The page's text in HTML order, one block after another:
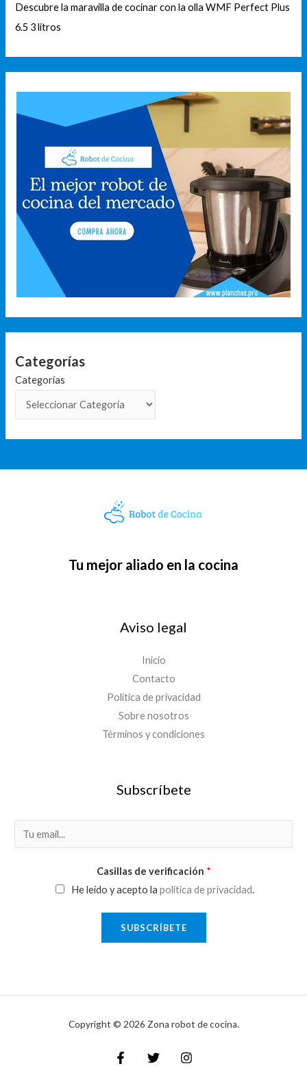
Descubre la maravilla de cocinar con la olla WMF Perfect Plus
6.5 3 litros
Categorías
Categorías
Tu mejor aliado en la cocina
Aviso legal
Inicio
Contacto
Política de privacidad
Sobre nosotros
Términos y condiciones
Subscríbete
m
Casillas de verificación *
He leído y acepto la política de privacidad.
SUBSCRÍBETE
Copyright © 2026 Zona robot de cocina.